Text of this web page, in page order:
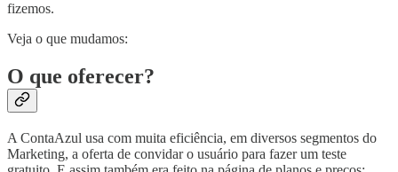
fizemos.
Veja o que mudamos:
O que oferecer?
A ContaAzul usa com muita eficiência, em diversos segmentos do
Marketing, a oferta de convidar o usuário para fazer um teste